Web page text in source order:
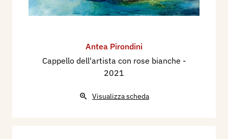
Antea Pirondini
Cappello dell'artista con rose bianche -
2021
Visualizza scheda